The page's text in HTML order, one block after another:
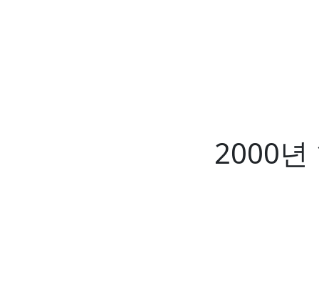
2000년